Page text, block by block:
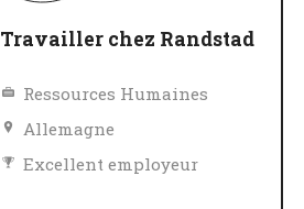
Travailler chez Randstad
Ressources Humaines
Allemagne
Excellent employeur